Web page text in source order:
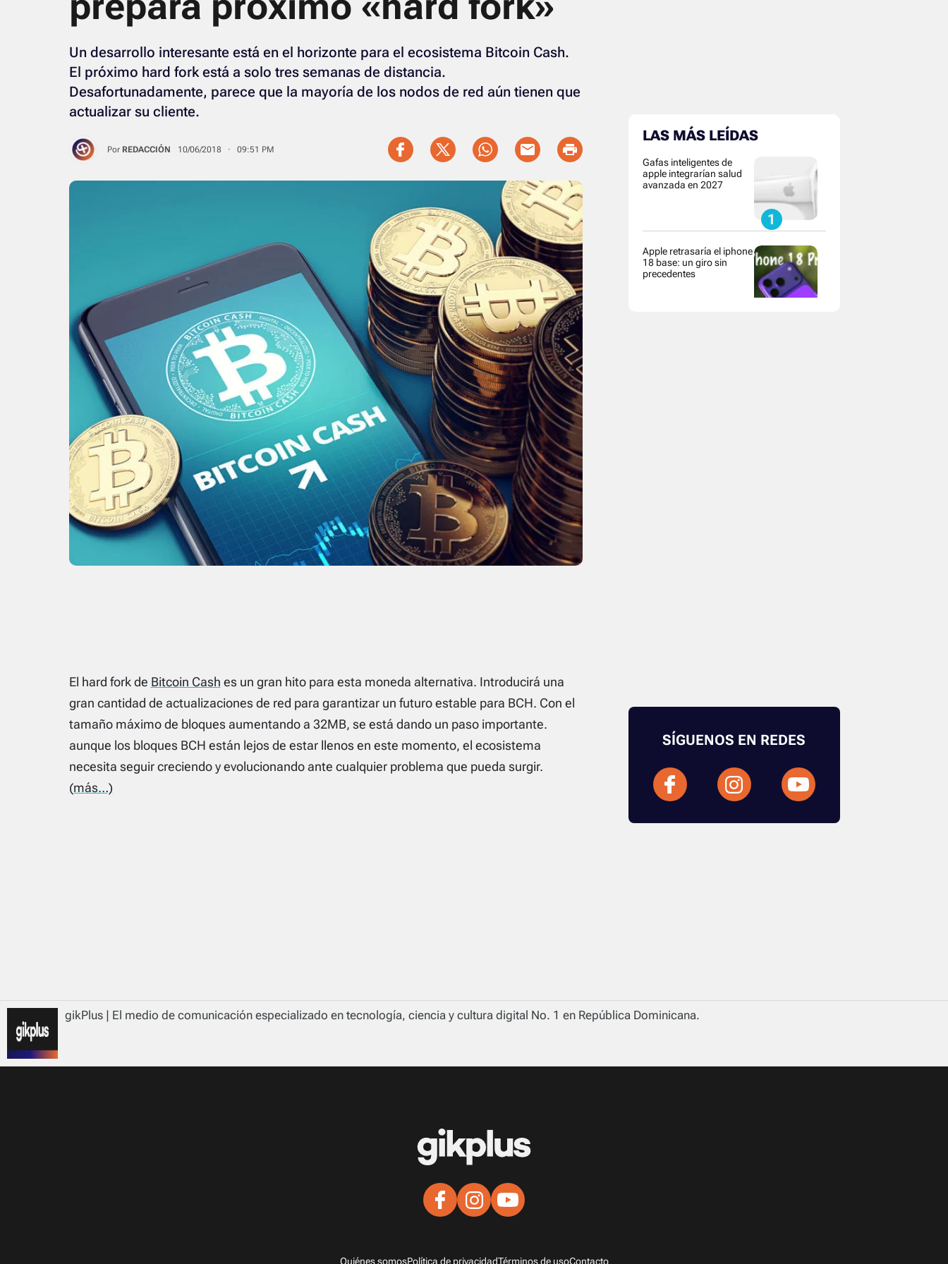
Un desarrollo interesante está en el horizonte para el ecosistema Bitcoin Cash.
El próximo hard fork está a solo tres semanas de distancia.
Desafortunadamente, parece que la mayoría de los nodos de red aún tienen que
actualizar su cliente.
Por REDACCIÓN 10/06/2018 · 09:51 PM
El hard fork de Bitcoin Cash es un gran hito para esta moneda alternativa. Introducirá una
gran cantidad de actualizaciones de red para garantizar un futuro estable para BCH. Con el
tamaño máximo de bloques aumentando a 32MB, se está dando un paso importante.
aunque los bloques BCH están lejos de estar llenos en este momento, el ecosistema
necesita seguir creciendo y evolucionando ante cualquier problema que pueda surgir.
(más…)
LAS MÁS LEÍDAS
Gafas inteligentes de
apple integrarían salud
avanzada en 2027
Apple retrasaría el iphone
18 base: un giro sin
precedentes
SÍGUENOS EN REDES
gikPlus | El medio de comunicación especializado en tecnología, ciencia y cultura digital No. 1 en República Dominicana.
Quiénes somosPolítica de privacidadTérminos de usoContacto